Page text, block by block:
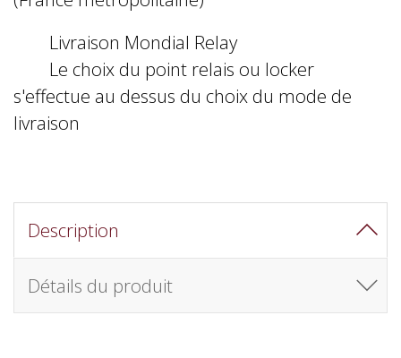
Livraison Mondial Relay
Le choix du point relais ou locker
s'effectue au dessus du choix du mode de
livraison
Description
Détails du produit